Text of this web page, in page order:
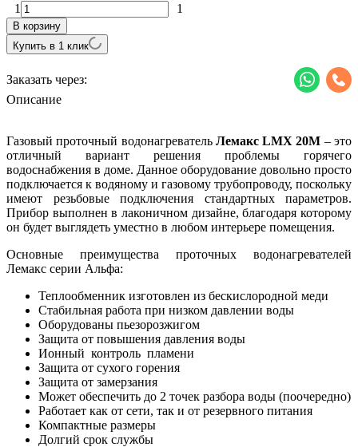
1 1
В корзину
Купить в 1 клик
Заказать через:
Описание
Газовый проточный водонагреватель Лемакс LMX 20М – это
отличный вариант решения проблемы горячего
водоснабжения в доме. Данное оборудование довольно просто
подключается к водяному и газовому трубопроводу, поскольку
имеют резьбовые подключения стандартных параметров.
Прибор выполнен в лаконичном дизайне, благодаря которому
он будет выглядеть уместно в любом интерьере помещения.
Основные преимущества проточных водонагревателей
Лемакс серии Альфа:
Теплообменник изготовлен из бескислородной меди
Стабильная работа при низком давлении воды
Оборудованы пьезорозжигом
Защита от повышения давления воды
Ионный контроль пламени
Защита от сухого горения
Защита от замерзания
Может обеспечить до 2 точек разбора воды (поочередно)
Работает как от сети, так и от резервного питания
Компактные размеры
Долгий срок службы